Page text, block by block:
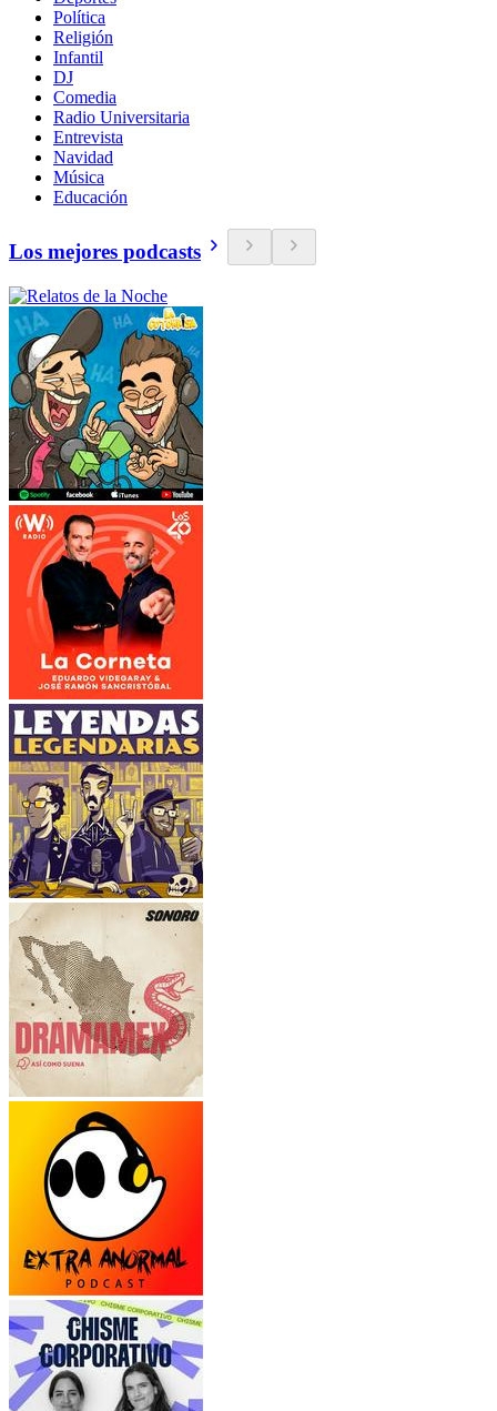
Política
Religión
Infantil
DJ
Comedia
Radio Universitaria
Entrevista
Navidad
Música
Educación
Los mejores podcasts